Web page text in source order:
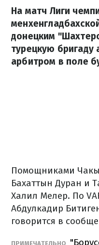
На матч Лиги
донецким
турецкую бригаду
арбитром в поле
Помощниками
Бахаттын Дуран и
Халил Мелер. По
Абдулкадир
говорится в
ПРИМЕЧАТЕЛЬНО